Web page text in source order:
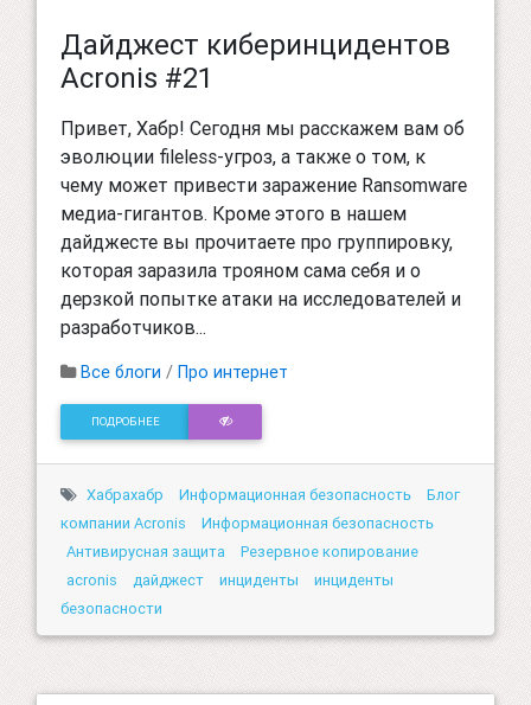
Дайджест киберинцидентов
Acronis #21
Привет, Хабр! Сегодня мы расскажем вам об
эволюции fileless-угроз, а также о том, к
чему может привести заражение Ransomware
медиа-гигантов. Кроме этого в нашем
дайджесте вы прочитаете про группировку,
которая заразила трояном сама себя и о
дерзкой попытке атаки на исследователей и
разработчиков...
Все блоги / Про интернет
ПОДРОБНЕЕ
Хабрахабр Информационная безопасность
Блог
компании Acronis
Информационная безопасность
Антивирусная защита
Резервное копирование
acronis
дайджест инциденты
инциденты
безопасности